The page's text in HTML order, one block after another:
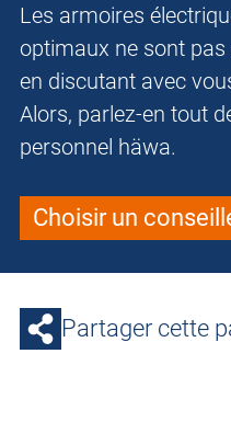
Les armoires
optimaux ne sont
en discutant avec
Alors, parlez-en tout
personnel häwa.
Choisir un
Partager cette